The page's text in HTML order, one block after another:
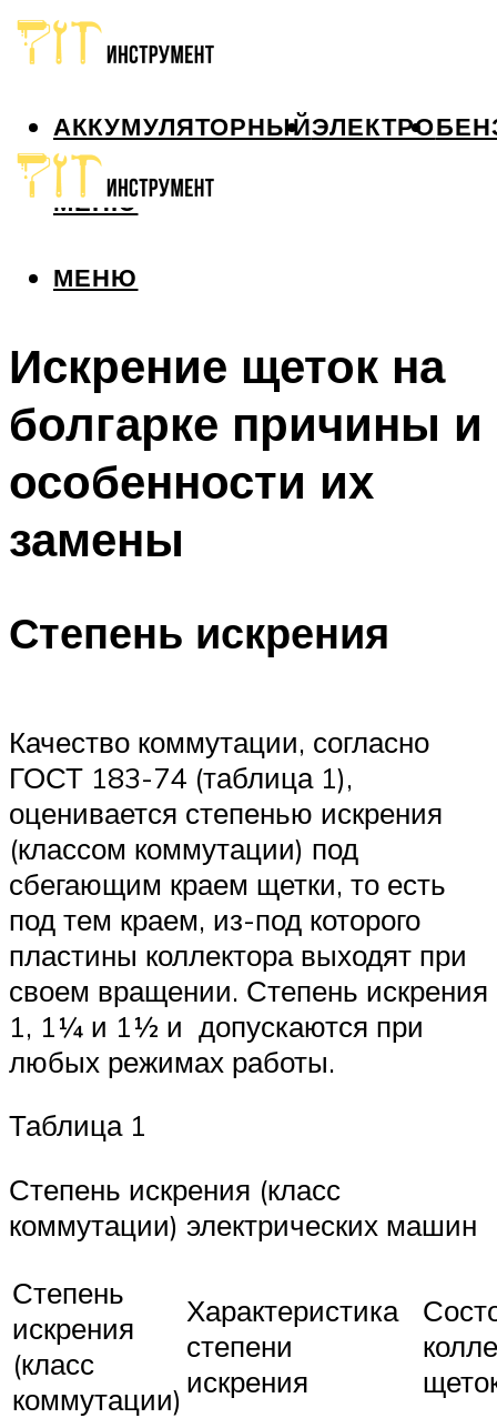
АККУМУЛЯТОРНЫЙЭЛЕКТРО
МЕНЮ
МЕНЮ
Искрение щеток на
болгарке причины и
особенности их
замены
Степень искрения
Качество коммутации, согласно
ГОСТ 183-74 (таблица 1),
оценивается степенью искрения
(классом коммутации) под
сбегающим краем щетки, то есть
под тем краем, из-под которого
пластины коллектора выходят при
своем вращении. Степень искрения
1, 1¼ и 1½ и допускаются при
любых режимах работы.
Таблица 1
Степень искрения (класс
коммутации) электрических машин
Степень
искрения
(класс
коммутации)
Характеристика
степени
искрения